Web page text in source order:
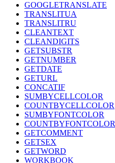
GOOGLETRANSLATE
TRANSLITUA
TRANSLITRU
CLEANTEXT
CLEANDIGITS
GETSUBSTR
GETNUMBER
GETDATE
GETURL
CONCATIF
SUMBYCELLCOLOR
COUNTBYCELLCOLOR
SUMBYFONTCOLOR
COUNTBYFONTCOLOR
GETCOMMENT
GETSEX
GETWORD
WORKBOOK